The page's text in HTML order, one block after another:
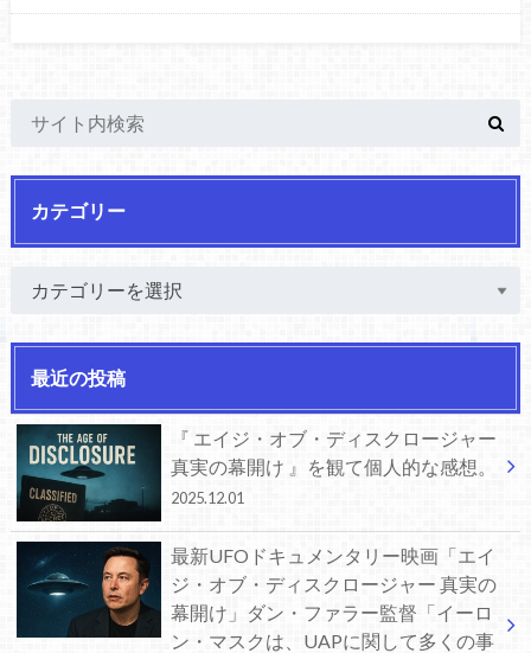
カテゴリー
最近の投稿
『 エイジ・オブ・ディスクロージャー
真実の幕開け 』を観て個人的な感想。
2025.12.01
最新UFOドキュメンタリー映画「エイ
ジ・オブ・ディスクロージャー 真実の
幕開け」ダン・ファラー監督「イーロ
ン・マスクは、UAPに関して多くの事